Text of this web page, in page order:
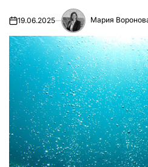
19.06.2025 Мария